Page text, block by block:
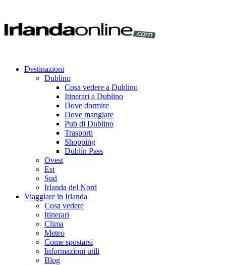
Destinazioni
Dublino
Cosa vedere a Dublino
Itinerari a Dublino
Dove dormire
Dove mangiare
Pub di Dublino
Trasporti
Shopping
Dublin Pass
Ovest
Est
Sud
Irlanda del Nord
Viaggiare in Irlanda
Cosa vedere
Itinerari
Clima
Meteo
Come spostarsi
Informazioni utili
Blog